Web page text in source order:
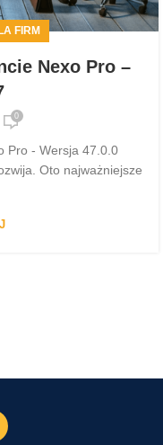
FIRM
Nexo Pro –
0
Pro - Wersja 47.0.0
Oto najważniejsze